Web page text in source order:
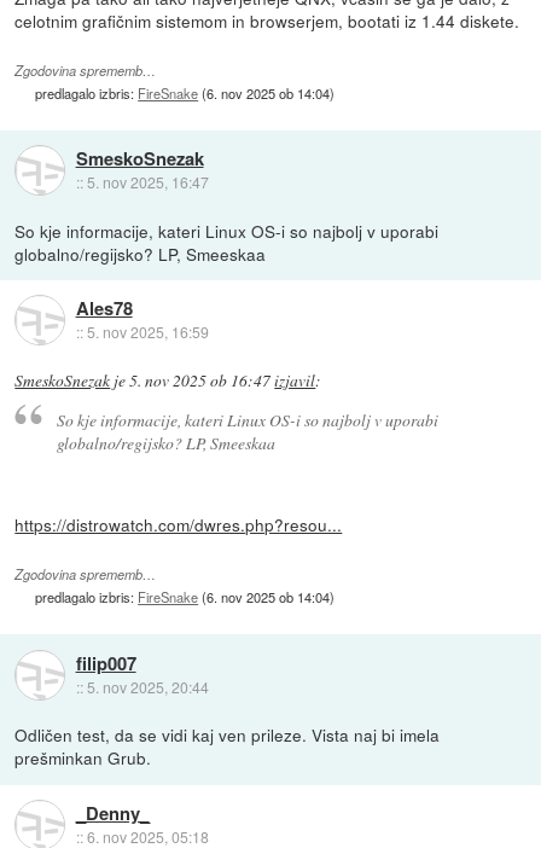
celotnim grafičnim sistemom in browserjem, bootati iz 1.44 diskete.
Zgodovina sprememb…
predlagalo izbris: FireSnake(6. nov 2025 ob 14:04)
SmeskoSnezak
:: 5. nov 2025, 16:47
So kje informacije, kateri Linux OS-i so najbolj v uporabi
globalno/regijsko? LP, Smeeskaa
Ales78
::5. nov 2025, 16:59
SmeskoSnezak je5. nov 2025 ob 16:47izjavil:
So kje informacije, kateri Linux OS-i so najbolj v uporabi
globalno/regijsko? LP, Smeeskaa
https://distrowatch.com/dwres.php?resou...
Zgodovina sprememb…
predlagalo izbris: FireSnake(6. nov 2025 ob 14:04)
filip007
:: 5. nov 2025, 20:44
Odličen test, da se vidi kaj ven prileze. Vista naj bi imela
prešminkan Grub.
_Denny_
::6. nov 2025, 05:18